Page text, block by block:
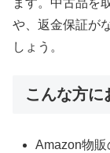
ます。中古品を
や、返金保証が
しょう。
こんな方に
Amazon物